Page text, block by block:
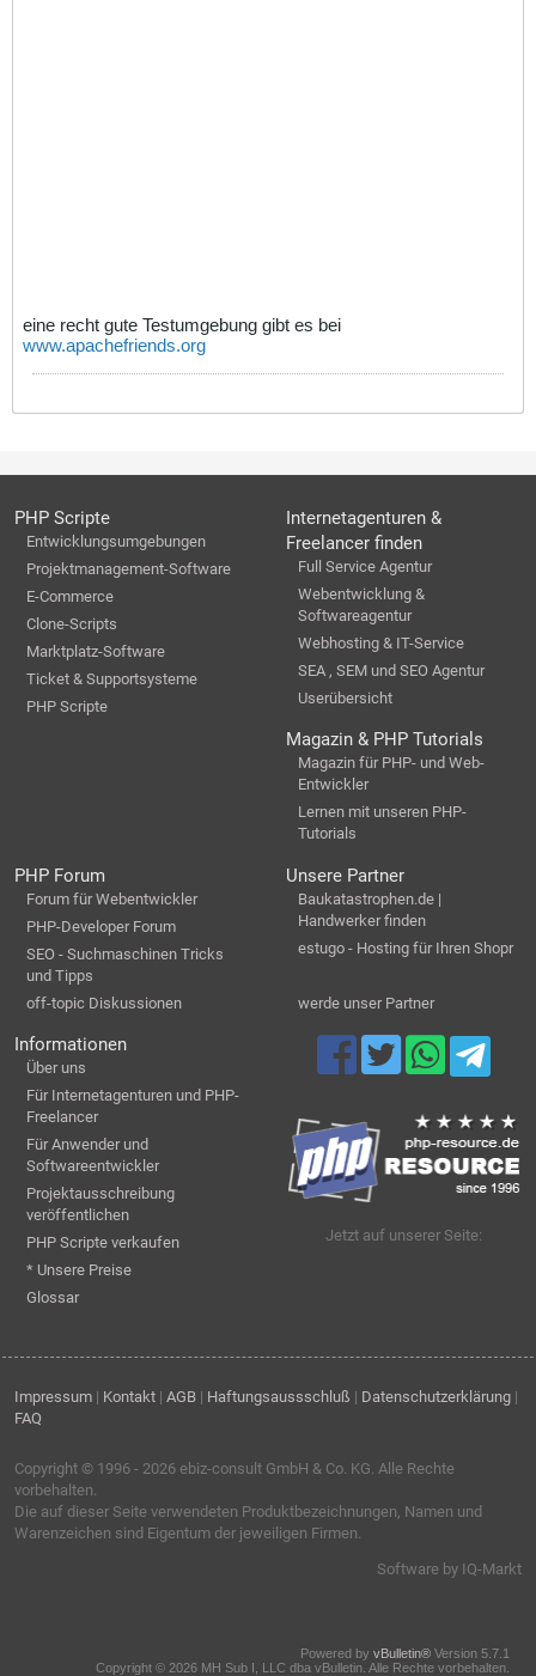
eine recht gute Testumgebung gibt es bei
www.apachefriends.org
PHP Scripte
Entwicklungsumgebungen
Projektmanagement-Software
E-Commerce
Clone-Scripts
Marktplatz-Software
Ticket & Supportsysteme
PHP Scripte
Internetagenturen &
Freelancer finden
Full Service Agentur
Webentwicklung &
Softwareagentur
Webhosting & IT-Service
SEA , SEM und SEO Agentur
Userübersicht
Magazin & PHP Tutorials
Magazin für PHP- und Web-
Entwickler
Lernen mit unseren PHP-
Tutorials
PHP Forum
Forum für Webentwickler
PHP-Developer Forum
SEO - Suchmaschinen Tricks
und Tipps
off-topic Diskussionen
Unsere Partner
Baukatastrophen.de |
Handwerker finden
estugo - Hosting für Ihren Shopr
werde unser Partner
Informationen
Über uns
Für Internetagenturen und PHP-
Freelancer
Für Anwender und
Softwareentwickler
Projektausschreibung
veröffentlichen
PHP Scripte verkaufen
* Unsere Preise
Glossar
Jetzt auf unserer Seite:
Impressum | Kontakt | AGB | Haftungsaussschluß | Datenschutzerklärung |
FAQ
Copyright © 1996 - 2026 ebiz-consult GmbH & Co. KG . Alle Rechte
vorbehalten.
Die auf dieser Seite verwendeten Produktbezeichnungen, Namen und
Warenzeichen sind Eigentum der jeweiligen Firmen.
Software by IQ-Markt
Powered by vBulletin® Version 5.7.1
Copyright © 2026 MH Sub I, LLC dba vBulletin. Alle Rechte vorbehalten.